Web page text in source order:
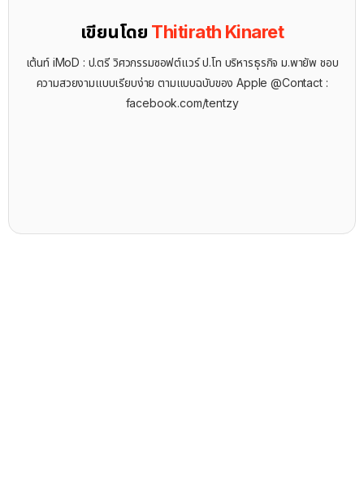
เขียนโดย Thitirath Kinaret
เต้นท์ iMoD : ป.ตรี วิศวกรรมซอฟต์แวร์ ป.โท บริหารธุรกิจ ม.พายัพ ชอบ
ความสวยงามแบบเรียบง่าย ตามแบบฉบับของ Apple @Contact :
facebook.com/tentzy